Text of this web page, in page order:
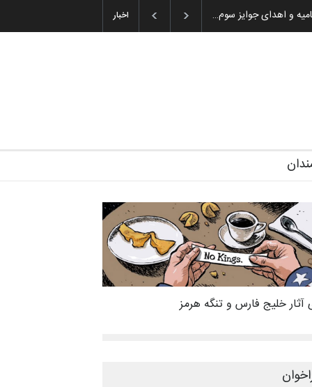
اخبار
گزارش تصویری آیین اختتامیه و اهدای جوایز سوم… باشول (۱۹۳۶–۲۰۲۶)
آثار خلیج فارس و تنگه هرمز